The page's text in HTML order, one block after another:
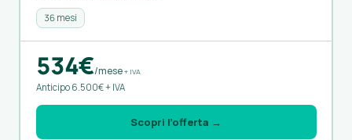
36 mesi
534€/mese+ IVA
Anticipo 6.500€ + IVA
Scopri l’offerta →